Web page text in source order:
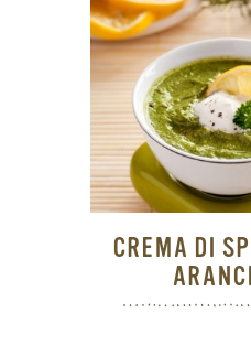
CREMA DI